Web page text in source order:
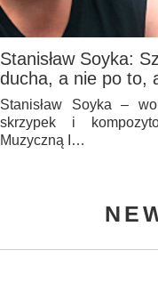
Stanisław Soyka:
ducha, a nie po to,
Stanisław Soyka –
skrzypek i
Muzyczną I…